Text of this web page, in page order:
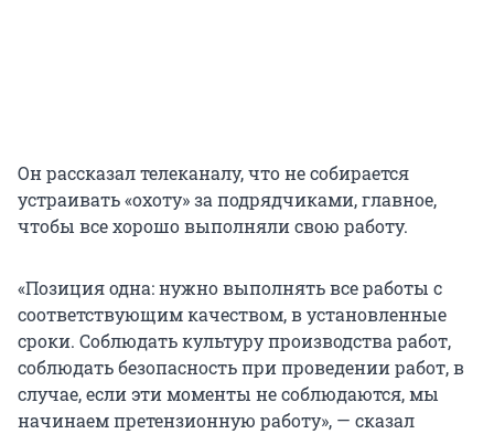
Он рассказал телеканалу, что не собирается
устраивать «охоту» за подрядчиками, главное,
чтобы все хорошо выполняли свою работу.
«Позиция одна: нужно выполнять все работы с
соответствующим качеством, в установленные
сроки. Соблюдать культуру производства работ,
соблюдать безопасность при проведении работ, в
случае, если эти моменты не соблюдаются, мы
начинаем претензионную работу», — сказал